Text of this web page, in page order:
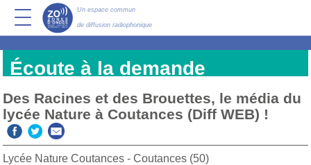
Un espace commun
de diffusion radiophonique
Écoute à la demande
Des Racines et des Brouettes, le média du
lycée Nature à Coutances (Diff WEB) !
Lycée Nature Coutances - Coutances (50)